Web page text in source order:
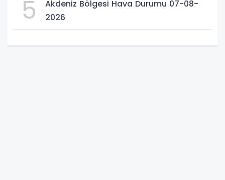
5
Akdeniz Bölgesi Hava Durumu 07-08-
2026